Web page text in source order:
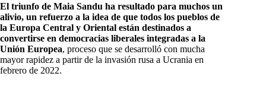
El triunfo de Maia Sandu ha resultado para muchos un
alivio, un refuerzo a la idea de que todos los pueblos de
la Europa Central y Oriental están destinados a
convertirse en democracias liberales integradas a la
Unión Europea, proceso que se desarrolló con mucha
mayor rapidez a partir de la invasión rusa a Ucrania en
febrero de 2022.